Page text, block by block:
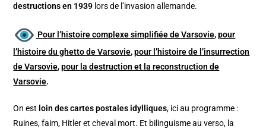
destructions en 1939 lors de l’invasion allemande.
Pour l’histoire complexe simplifiée de Varsovie,pour
l’histoire du ghetto de Varsovie,pour l’histoire de l’insurrection
de Varsovie,pour la destruction et la reconstruction de
Varsovie.
On est loin des cartes postales idylliques, ici au programme :
Ruines, faim, Hitler et cheval mort. Et bilinguisme au verso, la